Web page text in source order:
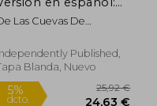
completa
Las Cuevas De
Published,
Blanda, Nuevo